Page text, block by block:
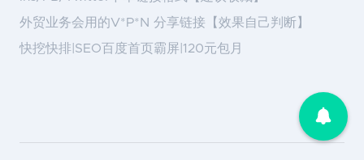
外贸业务会用的V*P*N 分享链接【效果自己判断】
快挖快排|SEO百度首页霸屏|120元包月